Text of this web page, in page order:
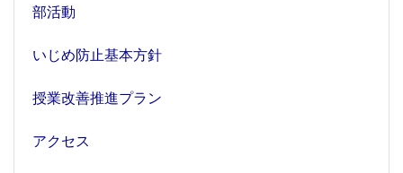
部活動
いじめ防止基本方針
授業改善推進プラン
アクセス